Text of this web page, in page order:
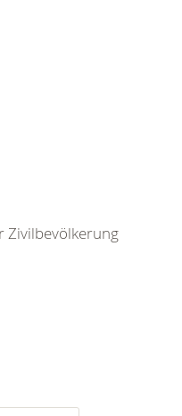
Zivilbevölkerung